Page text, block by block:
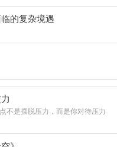
的复杂境遇
不是摆脱压力，而是你对待压力